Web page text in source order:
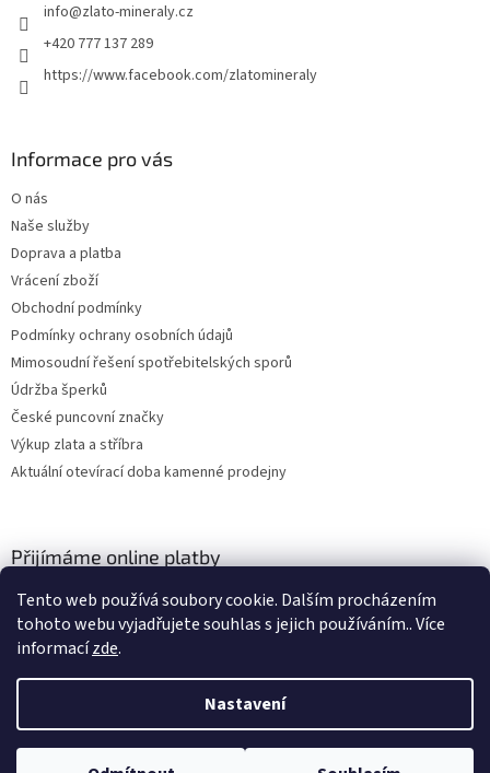
Tento web používá soubory cookie. Dalším procházením
tohoto webu vyjadřujete souhlas s jejich používáním.. Více
informacízde.
Nastavení
info@zlato-mineraly.cz
+420 777 137 289
https://www.facebook.com/zlatomineraly
Informace pro vás
O nás
Naše služby
Doprava a platba
Vrácení zboží
Obchodní podmínky
Podmínky ochrany osobních údajů
Mimosoudní řešení spotřebitelských sporů
Údržba šperků
České puncovní značky
Výkup zlata a stříbra
Aktuální otevírací doba kamenné prodejny
Přijímáme online platby
Vytvořil Shoptet